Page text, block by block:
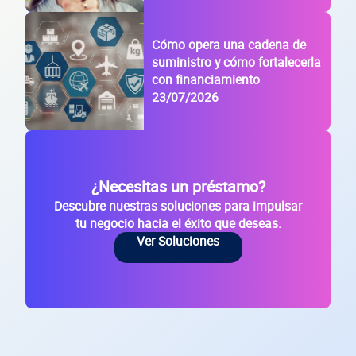
Cómo opera una cadena de
suministro y cómo fortalecerla
con financiamiento
23/07/2026
¿Necesitas un préstamo?
Descubre nuestras soluciones para impulsar
tu negocio hacia el éxito que deseas.
Ver Soluciones
Código Postal
Dirección de la empresa: Calle
Núm. Ext./Int.